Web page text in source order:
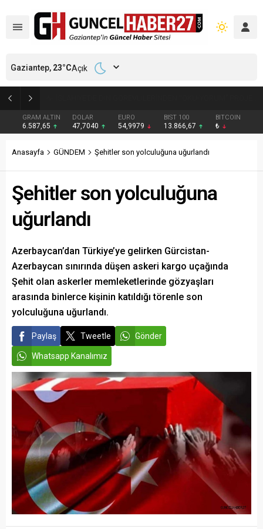
GRAM ALTIN
6.587,65
DOLAR
47,7040
EURO
54,9979
BIST 100
13.866,67
BITCOIN
₺
Gaziantep, 23°CAçık
Anasayfa GÜNDEM Şehitler son yolculuğuna uğurlandı
Şehitler son yolculuğuna
uğurlandı
Azerbaycan’dan Türkiye’ye gelirken Gürcistan-
Azerbaycan sınırında düşen askeri kargo uçağında
Şehit olan askerler memleketlerinde gözyaşları
arasında binlerce kişinin katıldığı törenle son
yolculuğuna uğurlandı.
Paylaş Tweetle Gönder
Whatsapp Kanalımız